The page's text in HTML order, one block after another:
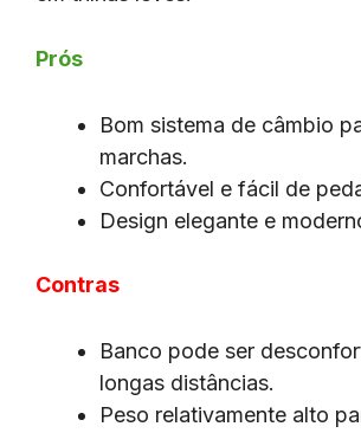
Prós
Bom sistema de câmbio
marchas.
Confortável e fácil de
Design elegante e
Contras
Banco pode ser
longas distâncias.
Peso relativamente alto